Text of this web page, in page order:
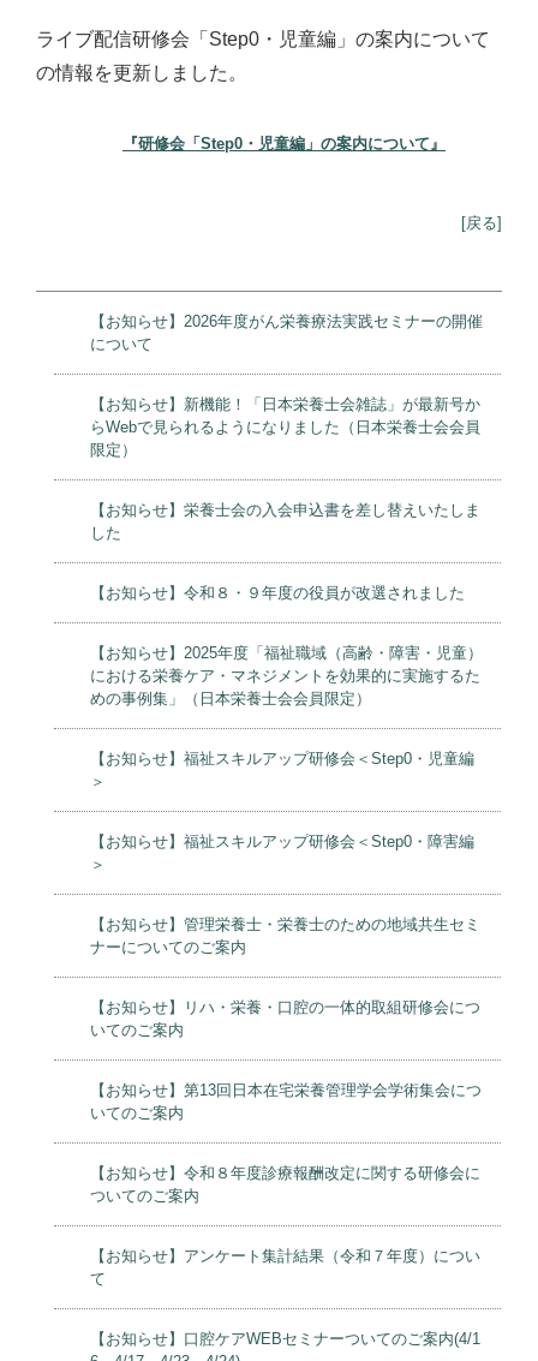
ライブ配信研修会「Step0・児童編」の案内について
の情報を更新しました。
『研修会「Step0・児童編」の案内について』
[戻る]
【お知らせ】2026年度がん栄養療法実践セミナーの開催
について
【お知らせ】新機能！「日本栄養士会雑誌」が最新号か
らWebで見られるようになりました（日本栄養士会会員
限定）
【お知らせ】栄養士会の入会申込書を差し替えいたしま
した
【お知らせ】令和８・９年度の役員が改選されました
【お知らせ】2025年度「福祉職域（高齢・障害・児童）
における栄養ケア・マネジメントを効果的に実施するた
めの事例集」（日本栄養士会会員限定）
【お知らせ】福祉スキルアップ研修会＜Step0・児童編
＞
【お知らせ】福祉スキルアップ研修会＜Step0・障害編
＞
【お知らせ】管理栄養士・栄養士のための地域共生セミ
ナーについてのご案内
【お知らせ】リハ・栄養・口腔の一体的取組研修会につ
いてのご案内
【お知らせ】第13回日本在宅栄養管理学会学術集会につ
いてのご案内
【お知らせ】令和８年度診療報酬改定に関する研修会に
ついてのご案内
【お知らせ】アンケート集計結果（令和７年度）につい
て
【お知らせ】口腔ケアWEBセミナーついてのご案内(4/1